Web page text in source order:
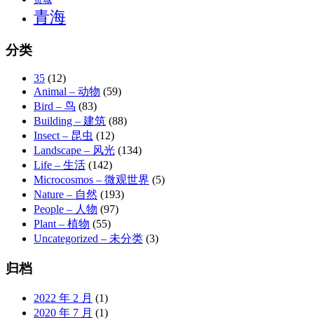
青海
分类
35 (12)
Animal – 动物 (59)
Bird – 鸟 (83)
Building – 建筑 (88)
Insect – 昆虫 (12)
Landscape – 风光 (134)
Life – 生活 (142)
Microcosmos – 微观世界 (5)
Nature – 自然 (193)
People – 人物 (97)
Plant – 植物 (55)
Uncategorized – 未分类 (3)
归档
2022 年 2 月 (1)
2020 年 7 月 (1)